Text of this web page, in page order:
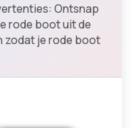
Ontsnap
rode boot uit de
zodat je rode boot